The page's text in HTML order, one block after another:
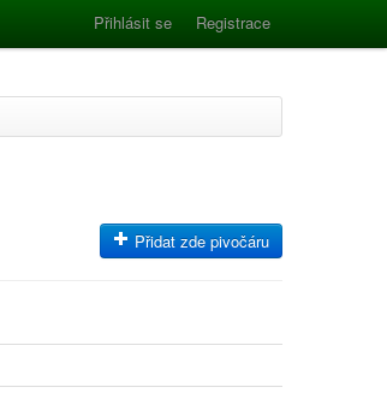
Přihlásit se Registrace
Přidat zde pivočáru